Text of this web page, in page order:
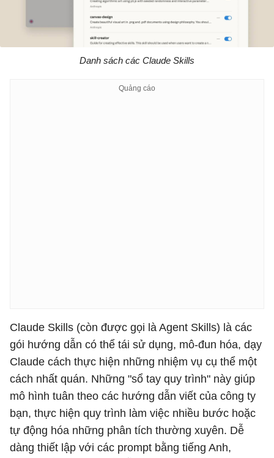
Danh sách các Claude Skills
Claude Skills (còn được gọi là Agent Skills) là các
gói hướng dẫn có thể tái sử dụng, mô-đun hóa, dạy
Claude cách thực hiện những nhiệm vụ cụ thể một
cách nhất quán. Những "sổ tay quy trình" này giúp
mô hình tuân theo các hướng dẫn viết của công ty
bạn, thực hiện quy trình làm việc nhiều bước hoặc
tự động hóa những phân tích thường xuyên. Dễ
dàng thiết lập với các prompt bằng tiếng Anh,